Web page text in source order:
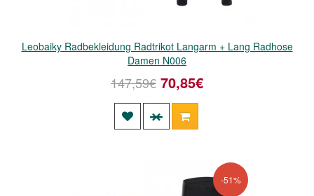
Leobaiky Radbekleidung Radtrikot Langarm + Lang Radhose
Damen N006
147,59€ 70,85€
-51%